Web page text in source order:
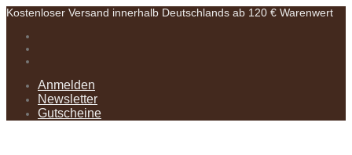
Kostenloser Versand innerhalb Deutschlands ab 120 € Warenwert
Anmelden
Newsletter
Gutscheine